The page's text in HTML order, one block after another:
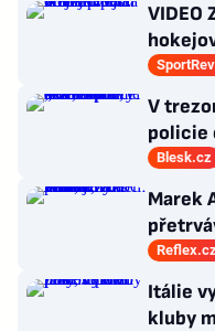
VIDEO
V
policie
exšéf
Blesk.cz
Marek
moc
Reflex.cz
Itálie
kluby